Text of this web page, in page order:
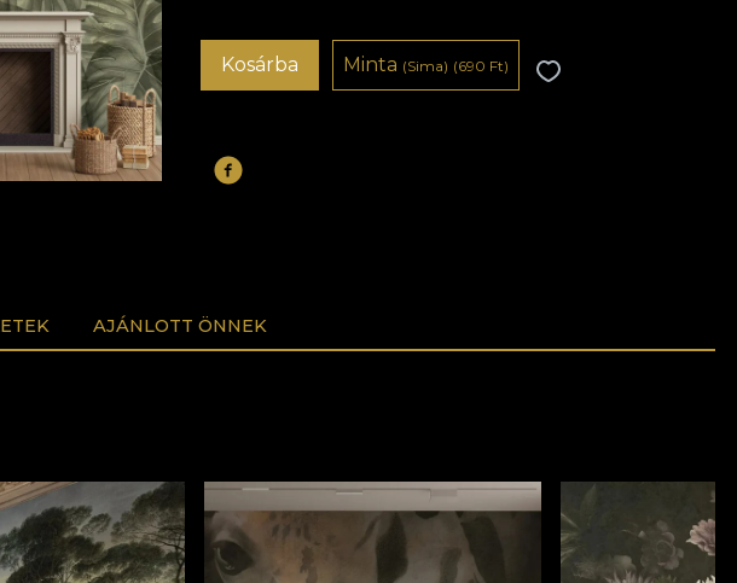
Kosárba Minta (Sima) (690 Ft)
AJÁNLOTT ÖNNEK